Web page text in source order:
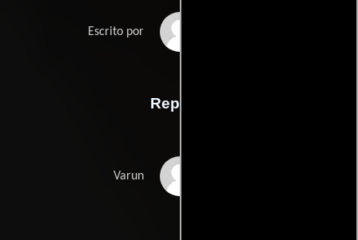
Escrito por
Reparto
Varun